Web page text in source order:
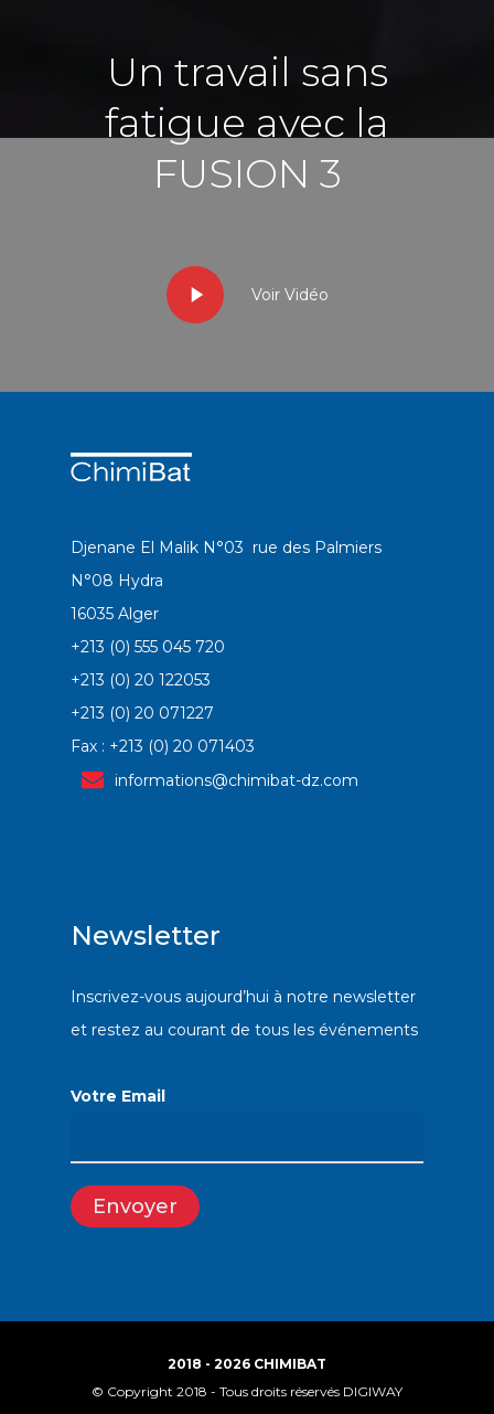
Un travail sans
fatigue avec la
FUSION 3
Voir Vidéo
Djenane El Malik N°03 rue des Palmiers
N°08 Hydra
16035 Alger
+213 (0) 555 045 720
+213 (0) 20 122053
+213 (0) 20 071227
Fax : +213 (0) 20 071403
informations@chimibat-dz.com
Newsletter
Inscrivez-vous aujourd’hui à notre newsletter
et restez au courant de tous les événements
Votre Email
2018 - 2026 CHIMIBAT
© Copyright 2018 - Tous droits réservés DIGIWAY